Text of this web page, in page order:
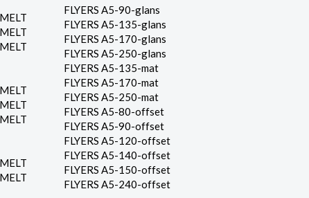
FLYERS A5-90-glans
FLYERS A5-135-glans
FLYERS A5-170-glans
FLYERS A5-250-glans
FLYERS A5-135-mat
FLYERS A5-170-mat
FLYERS A5-250-mat
FLYERS A5-80-offset
FLYERS A5-90-offset
FLYERS A5-120-offset
FLYERS A5-140-offset
FLYERS A5-150-offset
FLYERS A5-240-offset